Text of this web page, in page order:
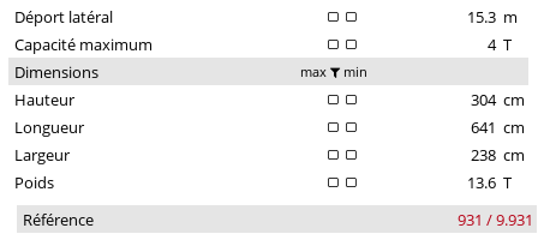
Déport latéral
15.3 m
Capacité maximum
4 T
Dimensions
max min
Hauteur 304 cm
Longueur
641 cm
Largeur
238 cm
Poids
13.6 T
Référence
931 / 9.931